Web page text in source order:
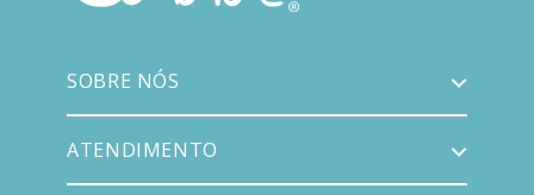
SOBRE NÓS
ATENDIMENTO